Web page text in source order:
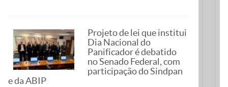
Projeto de lei que institui
Dia Nacional do
Panificador é debatido
no Senado Federal, com
participação do Sindpan
e da ABIP